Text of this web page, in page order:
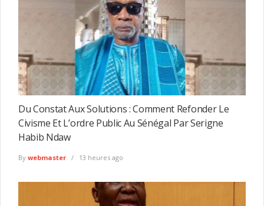
Du Constat Aux Solutions : Comment Refonder Le
Civisme Et L’ordre Public Au Sénégal Par Serigne
Habib Ndaw
By webmaster 13 heures ago